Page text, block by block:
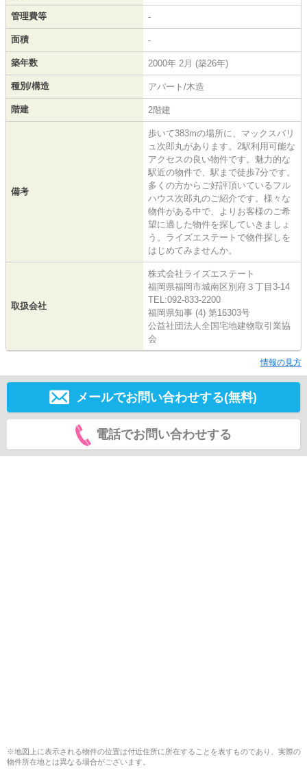
管理費等 -
面積 -
築年数 2000年 2月 (築26年)
種別/構造 アパート/木造
階建 2階建
備考
歩いて383mの場所に、マックスバリ
ュ次郎丸があります。2駅利用可能な
アクセスの良い物件です。魅力的な
駅近の物件で、駅まで徒歩7分です。
多くの方からご好評頂いているフル
ハウス次郎丸のご紹介です。様々な
物件がある中で、よりお客様のご希
望に適した物件を探していきましょ
う。ライズエステートで物件探しを
はじめてみませんか。
取扱会社
株式会社ライズエステート
福岡県福岡市城南区別府３丁目3-14
TEL:092-833-2200
福岡県知事 (4) 第16303号
公益社団法人全国宅地建物取引業協
会
情報の見方
メールでお問い合わせする(無料)
電話でお問い合わせする
※地図上に表示される物件の位置は付近住所に所在することを表すものであり、実際の
物件所在地とは異なる場合がございます。